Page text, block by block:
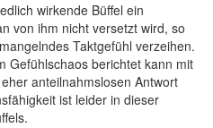
wirkende Büffel ein
von ihm nicht versetzt wird, so
Taktgefühl verzeihen.
Gefühlschaos berichtet kann mit
anteilnahmslosen Antwort
ist leider in dieser